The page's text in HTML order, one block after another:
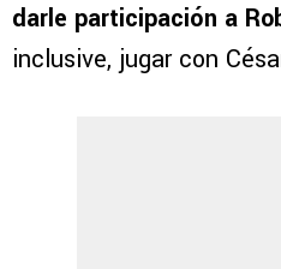
darle participación a
inclusive, jugar con